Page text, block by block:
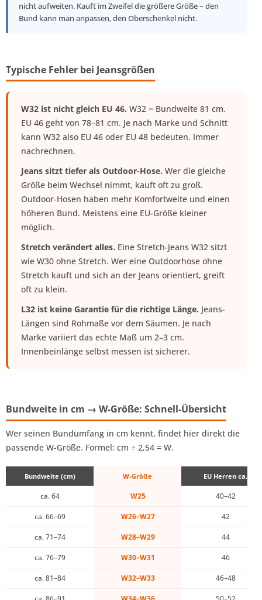
nicht aufweiten. Kauft im Zweifel die größere Größe – den
Bund kann man anpassen, den Oberschenkel nicht.
Typische Fehler bei Jeansgrößen
W32 ist nicht gleich EU 46. W32 = Bundweite 81 cm.
EU 46 geht von 78–81 cm. Je nach Marke und Schnitt
kann W32 also EU 46 oder EU 48 bedeuten. Immer
nachrechnen.
Jeans sitzt tiefer als Outdoor-Hose. Wer die gleiche
Größe beim Wechsel nimmt, kauft oft zu groß.
Outdoor-Hosen haben mehr Komfortweite und einen
höheren Bund. Meistens eine EU-Größe kleiner
möglich.
Stretch verändert alles. Eine Stretch-Jeans W32 sitzt
wie W30 ohne Stretch. Wer eine Outdoorhose ohne
Stretch kauft und sich an der Jeans orientiert, greift
oft zu klein.
L32 ist keine Garantie für die richtige Länge. Jeans-
Längen sind Rohmaße vor dem Säumen. Je nach
Marke variiert das echte Maß um 2–3 cm.
Innenbeinlänge selbst messen ist sicherer.
Bundweite in cm → W-Größe: Schnell-Übersicht
Wer seinen Bundumfang in cm kennt, findet hier direkt die
passende W-Größe. Formel: cm ÷ 2,54 = W.
Bundweite (cm) W-Größe EU Herren ca.
ca. 64 W25 40–42
ca. 66–69 W26–W27 42
ca. 71–74 W28–W29 44
ca. 76–79 W30–W31 46
ca. 81–84 W32–W33 46–48